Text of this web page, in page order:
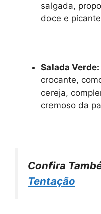
salgada,
doce e
Salada Verde:
crocante,
cereja,
cremoso da
Confira
Tentação